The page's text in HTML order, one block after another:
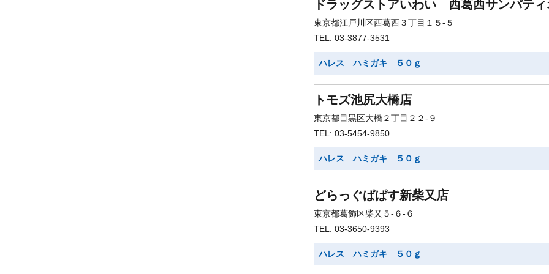
ドラッグストアいわい 西葛西サンパティ
東京都江戸川区西葛西３丁目１５-５
TEL: 03-3877-3531
ハレス ハミガキ ５０ｇ
トモズ池尻大橋店
東京都目黒区大橋２丁目２２-９
TEL: 03-5454-9850
ハレス ハミガキ ５０ｇ
どらっぐぱぱす新柴又店
東京都葛飾区柴又５-６-６
TEL: 03-3650-9393
ハレス ハミガキ ５０ｇ